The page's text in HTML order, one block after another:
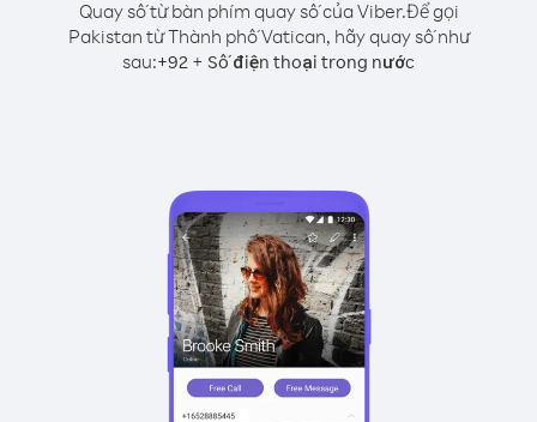
Quay số từ bàn phím quay số của Viber.Để gọi
Pakistan từ Thành phố Vatican, hãy quay số như
sau:+92 + Số điện thoại trong nước